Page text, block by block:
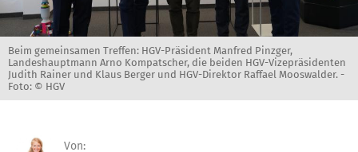
Beim gemeinsamen Treffen: HGV-Präsident Manfred Pinzger,
Landeshauptmann Arno Kompatscher, die beiden HGV-Vizepräsidenten
Judith Rainer und Klaus Berger und HGV-Direktor Raffael Mooswalder. -
Foto: © HGV
Von: